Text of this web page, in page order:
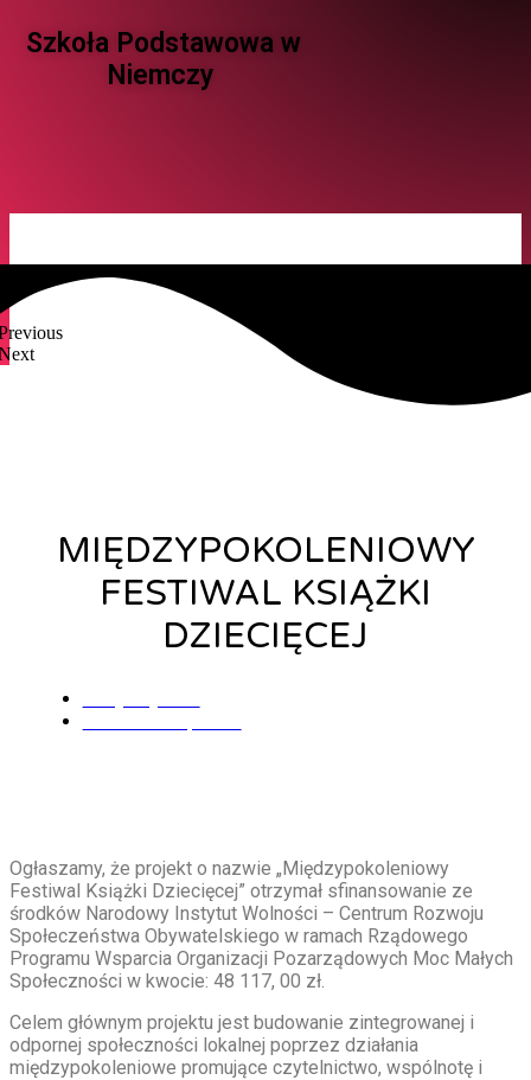
Szkoła Podstawowa w
Niemczy ​
MIĘDZYPOKOLENIOWY
FESTIWAL KSIĄŻKI
DZIECIĘCEJ
Ogłaszamy, że projekt o nazwie „Międzypokoleniowy
Festiwal Książki Dziecięcej” otrzymał sfinansowanie ze
środków Narodowy Instytut Wolności – Centrum Rozwoju
Społeczeństwa Obywatelskiego w ramach Rządowego
Programu Wsparcia Organizacji Pozarządowych Moc Małych
Społeczności w kwocie: 48 117, 00 zł.
Celem głównym projektu jest budowanie zintegrowanej i
odpornej społeczności lokalnej poprzez działania
międzypokoleniowe promujące czytelnictwo, wspólnotę i